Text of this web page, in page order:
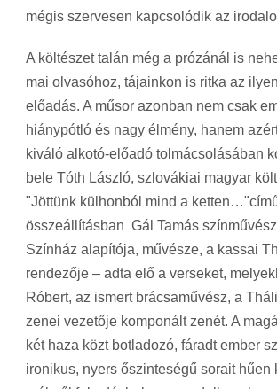
mégis szervesen kapcsolódik az
A költészet talán még a prózánál is
mai olvasóhoz, tájainkon is ritka az
előadás. A műsor azonban nem csak
hiánypótló és nagy élmény, hanem
kiváló alkotó-előadó tolmácsolásában
bele Tóth László, szlovákiai magyar
"Jöttünk külhonból mind a
összeállításban Gál Tamás
Színház alapítója, művésze, a kassai
rendezője – adta elő a verseket,
Róbert, az ismert brácsaművész, a
zenei vezetője komponált zenét. A
két haza közt botladozó, fáradt ember
ironikus, nyers őszinteségű sorait hűen